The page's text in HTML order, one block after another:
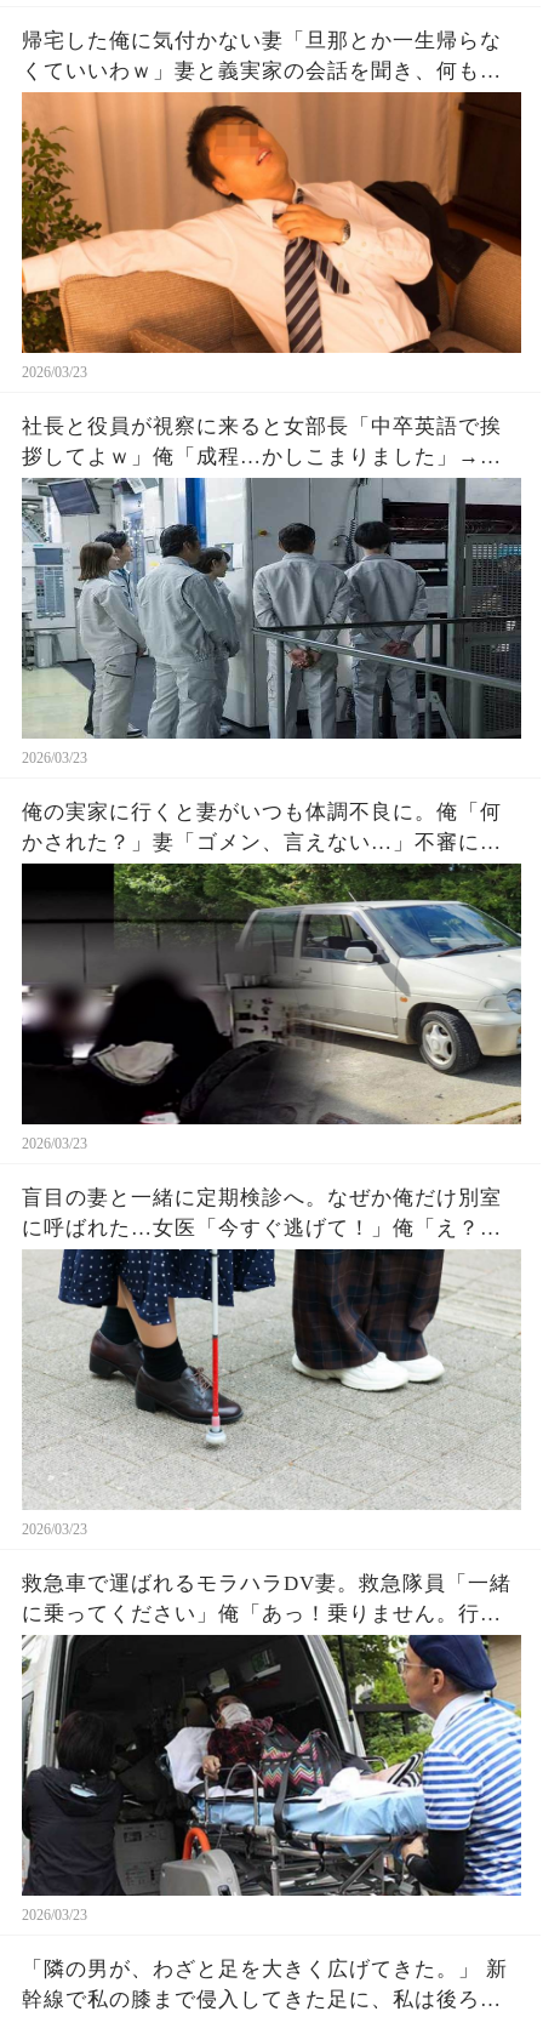
帰宅した俺に気付かない妻「旦那とか一生帰らな
くていいわｗ」妻と義実家の会話を聞き、何も言
わず家を出たところ…
2026/03/23
社長と役員が視察に来ると女部長「中卒英語で挨
拶してよｗ」俺「成程…かしこまりました」→彼
女の悪事を英語で暴露した結果ｗ
2026/03/23
俺の実家に行くと妻がいつも体調不良に。俺「何
かされた？」妻「ゴメン、言えない…」不審に思
い車にカメラを仕掛け、母を連れて出掛けてみる
2026/03/23
盲目の妻と一緒に定期検診へ。なぜか俺だけ別室
に呼ばれた…女医「今すぐ逃げて！」俺「え？」
真実を知った俺は血の気が引いて…
2026/03/23
救急車で運ばれるモラハラDV妻。救急隊員「一緒
に乗ってください」俺「あっ！乗りません。行っ
てください」サラッと拒否して出て行った結果
2026/03/23
「隣の男が、わざと足を大きく広げてきた。」 新
幹線で私の膝まで侵入してきた足に、私は後ろの